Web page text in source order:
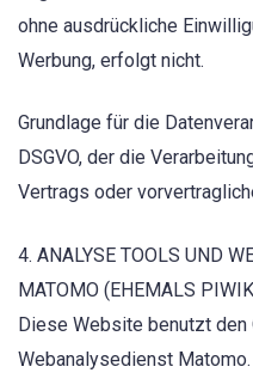
ohne ausdrückliche
Werbung, erfolgt nicht.
Grundlage für die
DSGVO, der die
Vertrags oder
4. ANALYSE TOOLS UND
MATOMO (EHEMALS
Diese Website benutzt den
Webanalysedienst